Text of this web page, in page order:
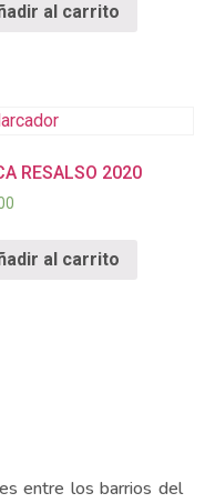
al carrito
RESALSO 2020
al carrito
entre los barrios del